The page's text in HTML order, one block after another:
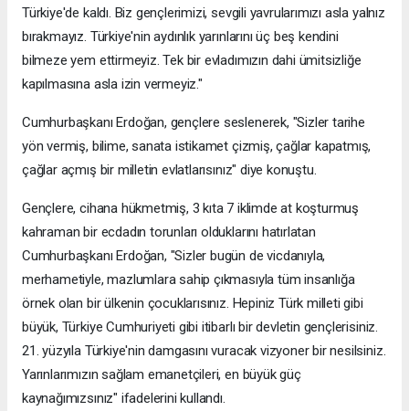
Türkiye'de kaldı. Biz gençlerimizi, sevgili yavrularımızı asla yalnız
bırakmayız. Türkiye'nin aydınlık yarınlarını üç beş kendini
bilmeze yem ettirmeyiz. Tek bir evladımızın dahi ümitsizliğe
kapılmasına asla izin vermeyiz."
Cumhurbaşkanı Erdoğan, gençlere seslenerek, "Sizler tarihe
yön vermiş, bilime, sanata istikamet çizmiş, çağlar kapatmış,
çağlar açmış bir milletin evlatlarısınız" diye konuştu.
Gençlere, cihana hükmetmiş, 3 kıta 7 iklimde at koşturmuş
kahraman bir ecdadın torunları olduklarını hatırlatan
Cumhurbaşkanı Erdoğan, "Sizler bugün de vicdanıyla,
merhametiyle, mazlumlara sahip çıkmasıyla tüm insanlığa
örnek olan bir ülkenin çocuklarısınız. Hepiniz Türk milleti gibi
büyük, Türkiye Cumhuriyeti gibi itibarlı bir devletin gençlerisiniz.
21. yüzyıla Türkiye'nin damgasını vuracak vizyoner bir nesilsiniz.
Yarınlarımızın sağlam emanetçileri, en büyük güç
kaynağımızsınız" ifadelerini kullandı.